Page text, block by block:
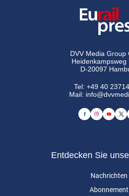
DVV Media Group
Heidenkampsweg
D-20097
Tel:+49 40
Mail:
Entdecken Sie
Nachrichten
Abonnement